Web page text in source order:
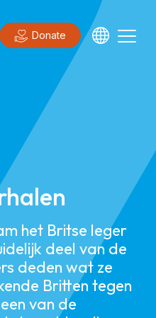
Donate
het Britse leger
deel van de
deden wat ze
Britten tegen
van de